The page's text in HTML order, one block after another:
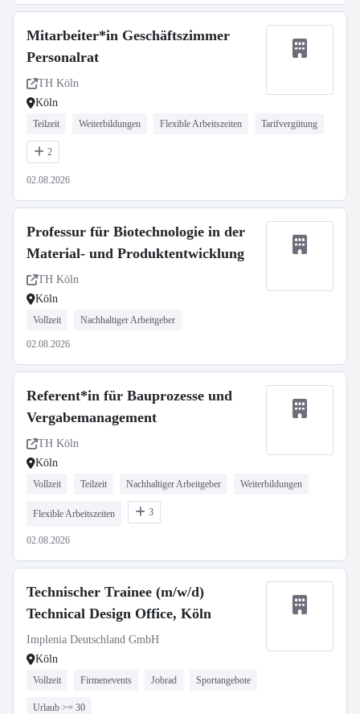
Mitarbeiter*in Geschäftszimmer
Personalrat
TH Köln
Köln
Teilzeit Weiterbildungen Flexible Arbeitszeiten Tarifvergütung
2
02.08.2026
Professur für Biotechnologie in der
Material- und Produktentwicklung
TH Köln
Köln
Vollzeit Nachhaltiger Arbeitgeber
02.08.2026
Referent*in für Bauprozesse und
Vergabemanagement
TH Köln
Köln
Vollzeit Teilzeit Nachhaltiger Arbeitgeber Weiterbildungen
Flexible Arbeitszeiten 3
02.08.2026
Technischer Trainee (m/w/d)
Technical Design Office, Köln
Implenia Deutschland GmbH
Köln
Vollzeit Firmenevents Jobrad Sportangebote
Urlaub >= 30